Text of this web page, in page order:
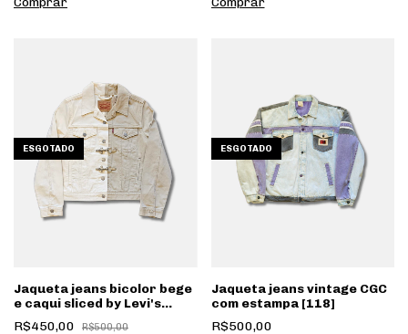
ESGOTADO
Jaqueta jeans bicolor bege
e caqui sliced by Levi's
custom [144]
R$450,00 R$500,00
ESGOTADO
Jaqueta jeans vintage CGC
com estampa [118]
R$500,00